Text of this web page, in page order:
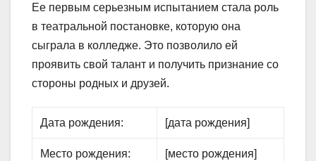
Ее первым серьезным испытанием стала роль
в театральной постановке, которую она
сыграла в колледже. Это позволило ей
проявить свой талант и получить признание со
стороны родных и друзей.
Дата рождения: [дата рождения]
Место рождения: [место рождения]